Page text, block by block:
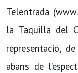
Telentrada
la Taquilla del
representació,
abans de